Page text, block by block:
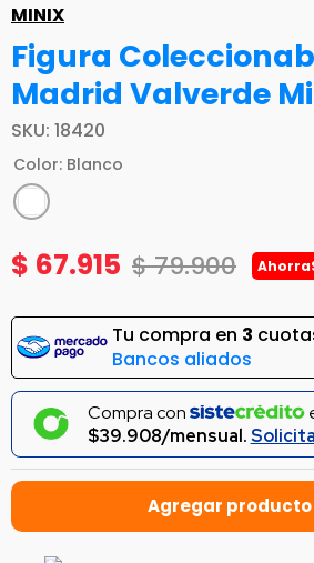
MINIX
Figura
Madrid Valverde
SKU: 18420
Color: Blanco
$ 67.915 $79.900 Ahorra
Tu compra en 3
Bancos aliados
Compra con
$39.908/mensual.